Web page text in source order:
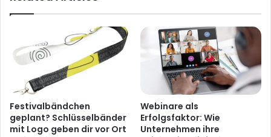
Festivalbändchen
geplant? Schlüsselbänder
mit Logo geben dir vor Ort
Webinare als
Erfolgsfaktor: Wie
Unternehmen ihre